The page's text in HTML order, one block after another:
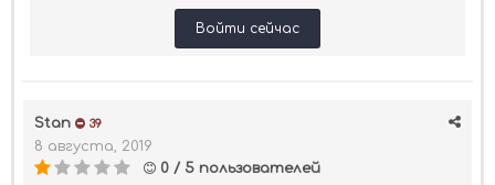
Войти сейчас
Stan 39
8 августа, 2019
0 / 5 пользователей